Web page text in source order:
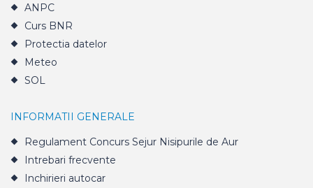
ANPC
Curs BNR
Protectia datelor
Meteo
SOL
INFORMATII GENERALE
Regulament Concurs Sejur Nisipurile de Aur
Intrebari frecvente
Inchirieri autocar